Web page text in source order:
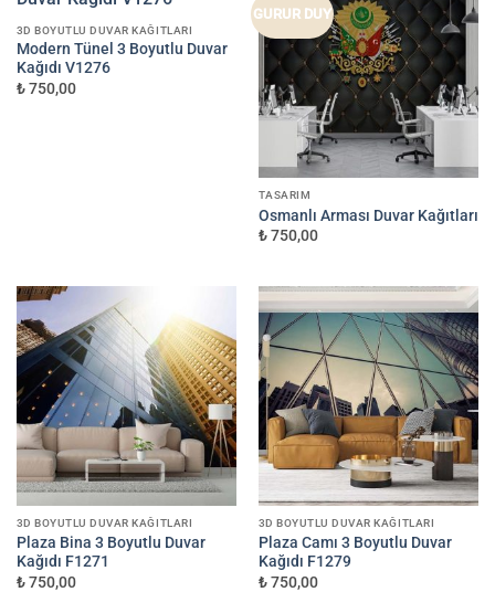
3D BOYUTLU DUVAR KAĞITLARI
Modern Tünel 3 Boyutlu Duvar
Kağıdı V1276
₺ 750,00
GURUR DUY
TASARIM
Osmanlı Arması Duvar Kağıtları
₺ 750,00
3D BOYUTLU DUVAR KAĞITLARI
Plaza Bina 3 Boyutlu Duvar
Kağıdı F1271
₺ 750,00
3D BOYUTLU DUVAR KAĞITLARI
Plaza Camı 3 Boyutlu Duvar
Kağıdı F1279
₺ 750,00